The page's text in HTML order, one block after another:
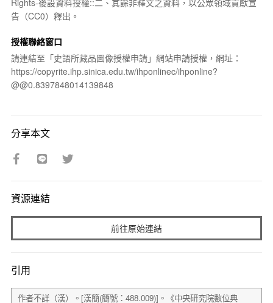
告（CC0）釋出。
授權聯絡窗口
請連結至「史語所藏品圖像授權申請」網站申請授權，網址：
https://copyrite.ihp.sinica.edu.tw/ihponlinec/ihponline?
@@0.8397848014139848
分享本文
資源連結
前往原始連結
引用